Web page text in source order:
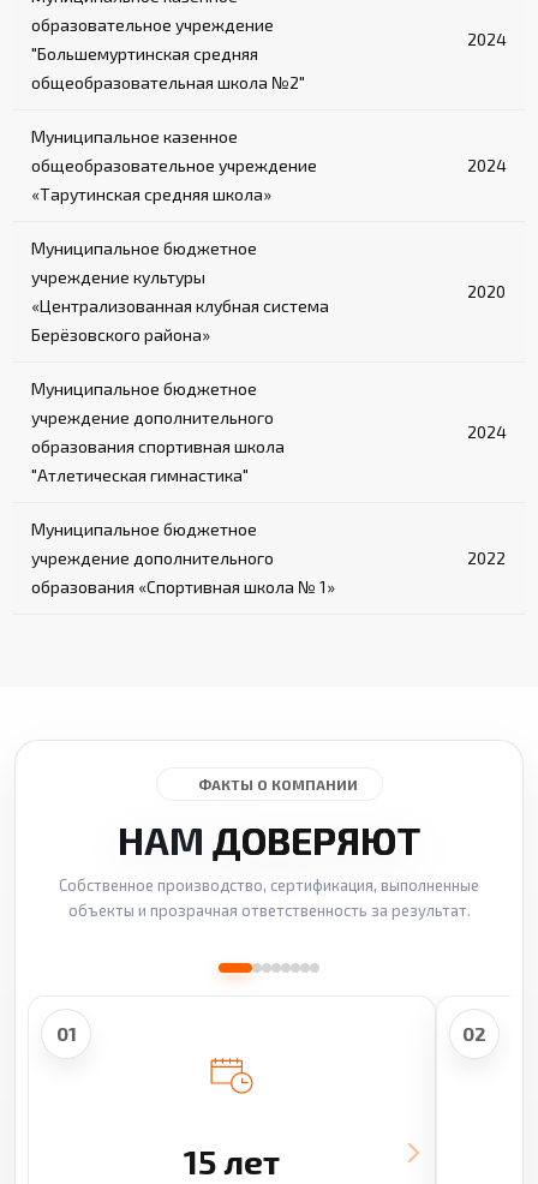
образовательное учреждение
"Большемуртинская средняя
общеобразовательная школа №2"
2024
Муниципальное казенное
общеобразовательное учреждение
«Тарутинская средняя школа»
2024
Муниципальное бюджетное
учреждение культуры
«Централизованная клубная система
Берёзовского района»
2020
Муниципальное бюджетное
учреждение дополнительного
образования спортивная школа
"Атлетическая гимнастика"
2024
Муниципальное бюджетное
учреждение дополнительного
образования «Спортивная школа № 1»
2022
ФАКТЫ О КОМПАНИИ
НАМ ДОВЕРЯЮТ
Собственное производство, сертификация, выполненные
объекты и прозрачная ответственность за результат.
01
15 лет
02